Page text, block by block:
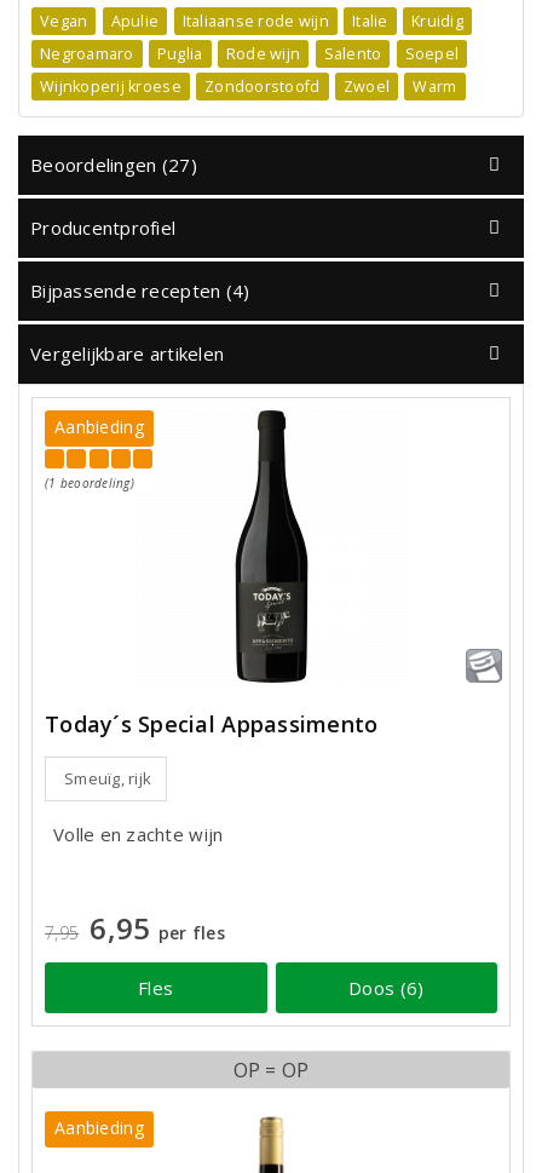
Vegan Apulie Italiaanse rode wijn Italie
Kruidig
Negroamaro
Puglia Rode wijn Salento
Soepel
Wijnkoperij kroese
Zondoorstoofd Zwoel Warm
Beoordelingen (27)
Producentprofiel
Bijpassende recepten (4)
Vergelijkbare artikelen
Aanbieding
(1 beoordeling)
Today´s Special Appassimento
Smeuïg, rijk
Volle en zachte wijn
7,95 6,95 per fles
Fles Doos (6)
OP = OP
Aanbieding